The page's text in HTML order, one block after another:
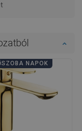
NAPOK